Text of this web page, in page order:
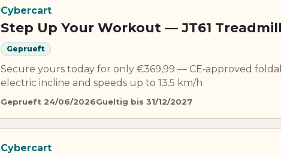
Cybercart
Step Up Your Workout — JT61
Geprueft
Secure yours today for only €369,99 — CE‑approved
electric incline and speeds up to 13.5 km/h
Geprueft 24/06/2026Gueltig bis 31/12/2027
Cybercart